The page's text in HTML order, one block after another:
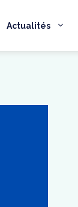
Actualités